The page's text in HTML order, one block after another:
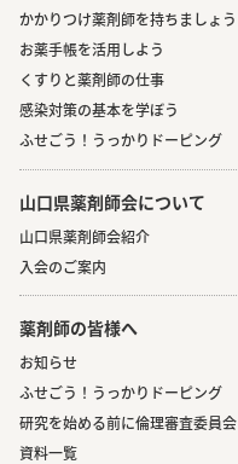
かかりつけ薬剤師を持ちましょう
お薬手帳を活用しよう
くすりと薬剤師の仕事
感染対策の基本を学ぼう
ふせごう！うっかりドーピング
山口県薬剤師会について
山口県薬剤師会紹介
入会のご案内
薬剤師の皆様へ
お知らせ
ふせごう！うっかりドーピング
研究を始める前に倫理審査委員会
資料一覧